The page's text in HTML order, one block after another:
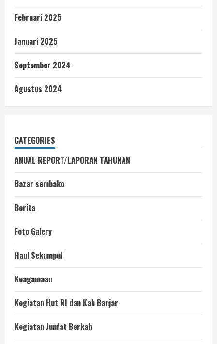
Februari 2025
Januari 2025
September 2024
Agustus 2024
CATEGORIES
ANUAL REPORT/LAPORAN TAHUNAN
Bazar sembako
Berita
Foto Galery
Haul Sekumpul
Keagamaan
Kegiatan Hut RI dan Kab Banjar
Kegiatan Jum'at Berkah